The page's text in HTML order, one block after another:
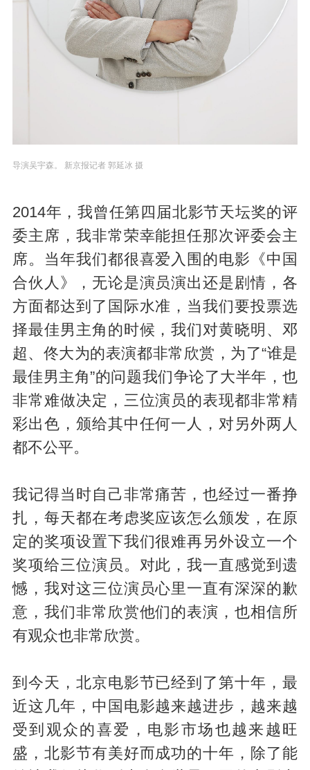
导演吴宇森。 新京报记者 郭延冰 摄
2014年，我曾任第四届北影节天坛奖的评
委主席，我非常荣幸能担任那次评委会主
席。当年我们都很喜爱入围的电影《中国
合伙人》，无论是演员演出还是剧情，各
方面都达到了国际水准，当我们要投票选
择最佳男主角的时候，我们对黄晓明、邓
超、佟大为的表演都非常欣赏，为了“谁是
最佳男主角”的问题我们争论了大半年，也
非常难做决定，三位演员的表现都非常精
彩出色，颁给其中任何一人，对另外两人
都不公平。
我记得当时自己非常痛苦，也经过一番挣
扎，每天都在考虑奖应该怎么颁发，在原
定的奖项设置下我们很难再另外设立一个
奖项给三位演员。对此，我一直感觉到遗
憾，我对这三位演员心里一直有深深的歉
意，我们非常欣赏他们的表演，也相信所
有观众也非常欣赏。
到今天，北京电影节已经到了第十年，最
近这几年，中国电影越来越进步，越来越
受到观众的喜爱，电影市场也越来越旺
盛，北影节有美好而成功的十年，除了能